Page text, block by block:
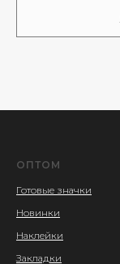
ОПТОМ
Готовые значки
Новинки
Наклейки
Закладки